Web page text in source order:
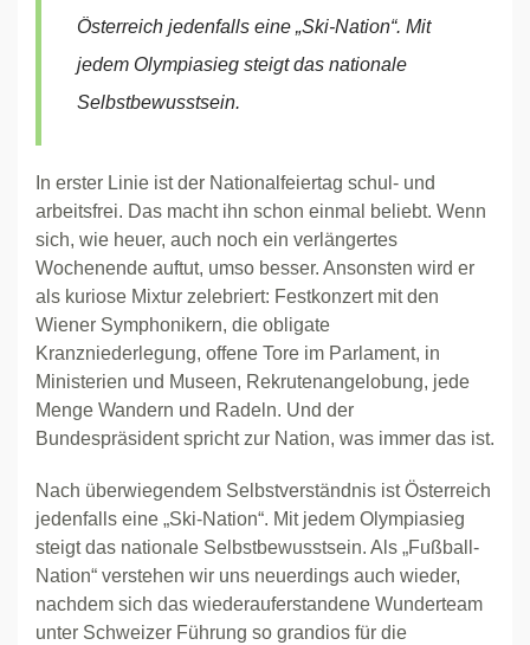
Österreich jedenfalls eine „Ski-Nation“. Mit
jedem Olympiasieg steigt das nationale
Selbstbewusstsein.
In erster Linie ist der Nationalfeiertag schul- und
arbeitsfrei. Das macht ihn schon einmal beliebt. Wenn
sich, wie heuer, auch noch ein verlängertes
Wochenende auftut, umso besser. Ansonsten wird er
als kuriose Mixtur zelebriert: Festkonzert mit den
Wiener Symphonikern, die obligate
Kranzniederlegung, offene Tore im Parlament, in
Ministerien und Museen, Rekrutenangelobung, jede
Menge Wandern und Radeln. Und der
Bundespräsident spricht zur Nation, was immer das ist.
Nach überwiegendem Selbstverständnis ist Österreich
jedenfalls eine „Ski-Nation“. Mit jedem Olympiasieg
steigt das nationale Selbstbewusstsein. Als „Fußball-
Nation“ verstehen wir uns neuerdings auch wieder,
nachdem sich das wiederauferstandene Wunderteam
unter Schweizer Führung so grandios für die